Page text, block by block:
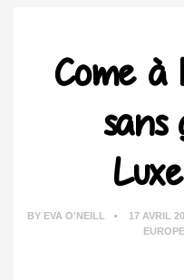
Come à
sans
BY EVA O'NEILL 17 AVRIL
EUROPE